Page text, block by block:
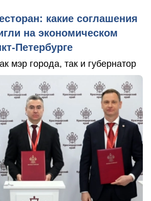
какие соглашения
на экономическом
Петербурге
мэр города, так и губернатор